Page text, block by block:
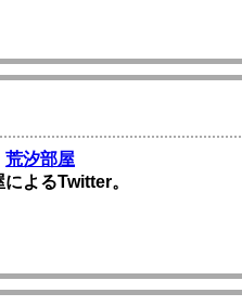
荒汐部屋
よるTwitter。